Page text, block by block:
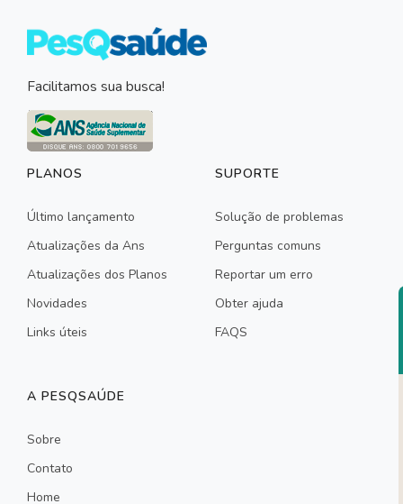
Facilitamos sua busca!
PLANOS
Último lançamento
Atualizações da Ans
Atualizações dos Planos
Novidades
Links úteis
SUPORTE
Solução de problemas
Perguntas comuns
Reportar um erro
Obter ajuda
FAQS
A PESQSAÚDE
Sobre
Contato
Home